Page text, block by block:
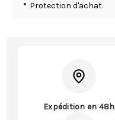
Protection d'achat
Expédition en 48h